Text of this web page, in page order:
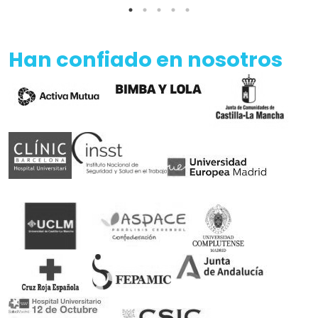
Somos patrocinadores de deporte adaptado
Rubén Castilla, Oscar Egéa y Victor Carretón son
nuestros embajadores
Ortopedia concertada con el Servicio Andaluz de